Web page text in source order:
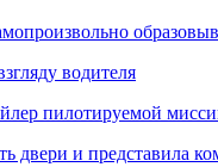
водителя
пилотируемой
двери и представила